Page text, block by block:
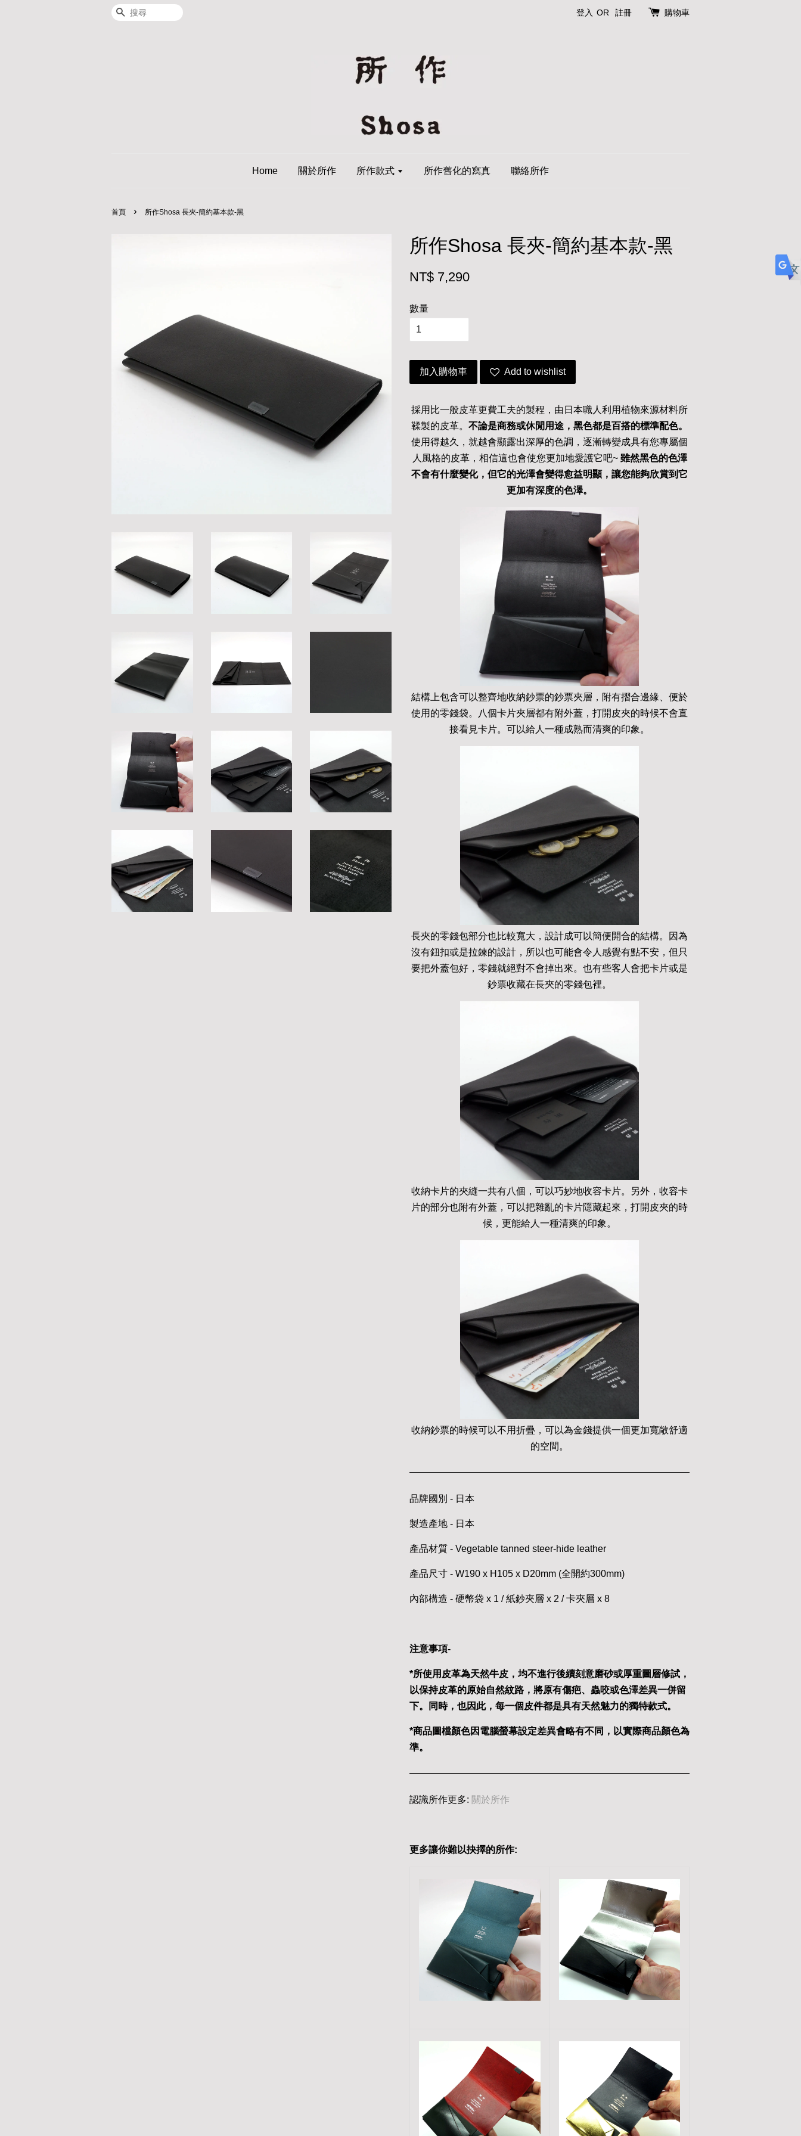
搜尋 登入 OR 註冊 購物車
Home 關於所作 所作款式 所作舊化的寫真 聯絡所作
首頁 › 所作Shosa 長夾-簡約基本款-黑
所作Shosa 長夾-簡約基本款-黑
NT$ 7,290
數量
加入購物車 Add to wishlist
採用比一般皮革更費工夫的製程，由日本職人利用植物來源材料所
鞣製的皮革。 不論是商務或休閒用途，黑色都是百搭的標準配色。
使用得越久，就越會顯露出深厚的色調，逐漸轉變成具有您專屬個
人風格的皮革，相信這也會使您更加地愛護它吧~ 雖然黑色的色澤
不會有什麼變化，但它的光澤會變得愈益明顯，讓您能夠欣賞到它
更加有深度的色澤。
結構上包含可以整齊地收納鈔票的鈔票夾層，附有摺合邊緣、便於
使用的零錢袋。八個卡片夾層都有附外蓋，打開皮夾的時候不會直
接看見卡片。可以給人一種成熟而清爽的印象。
長夾的零錢包部分也比較寬大，設計成可以簡便開合的結構。因為
沒有鈕扣或是拉鍊的設計，所以也可能會令人感覺有點不安，但只
要把外蓋包好，零錢就絕對不會掉出來。也有些客人會把卡片或是
鈔票收藏在長夾的零錢包裡。
收納卡片的夾縫一共有八個，可以巧妙地收容卡片。另外，收容卡
片的部分也附有外蓋，可以把雜亂的卡片隱藏起來，打開皮夾的時
候，更能給人一種清爽的印象。
收納鈔票的時候可以不用折疊，可以為金錢提供一個更加寬敞舒適
的空間。
品牌國別 - 日本
製造產地 - 日本
產品材質 - Vegetable tanned steer-hide leather
產品尺寸 - W190 x H105 x D20mm (全開約300mm)
內部構造 - 硬幣袋 x 1 / 紙鈔夾層 x 2 / 卡夾層 x 8
注意事項-
*所使用皮革為天然牛皮，均不進行後續刻意磨砂或厚重圖層修試，
以保持皮革的原始自然紋路，將原有傷疤、蟲咬或色澤差異一併留
下。同時，也因此，每一個皮件都是具有天然魅力的獨特款式。
*商品圖檔顏色因電腦螢幕設定差異會略有不同，以實際商品顏色為
準。
認識所作更多: 關於所作
更多讓你難以抉擇的所作: